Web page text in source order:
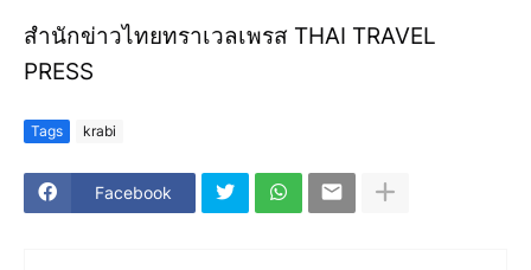
สำนักข่าวไทยทราเวลเพรส THAI TRAVEL
PRESS
Tags krabi
Facebook